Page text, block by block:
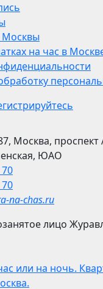
на час в
Москва,
ЮАО
na-chas.ru
лицо
или на ночь.